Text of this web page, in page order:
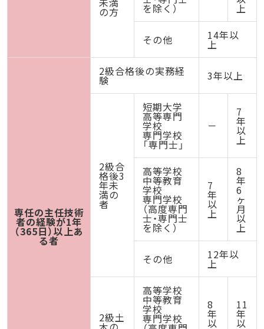
の方 を除く） 上
その他 14年以
上
専任の主任技術
者の経験が1年
（365日）以上あ
る者
2級合格後の実務経
験 3年以上
2級合
格後3
年未
満の
者
短期大学
高等専門
学校
専門学校
「専門士」
－
7
年
以
上
高等学校
中等教育
学校
専門学校
（高度専門
士・専門士
を除く）
7
年
以
上
8
年
6
ヶ
月
以
上
その他 12年以
上
2級土
高等学校
中等教育
学校
専門学校
8
年
以
11
年
以